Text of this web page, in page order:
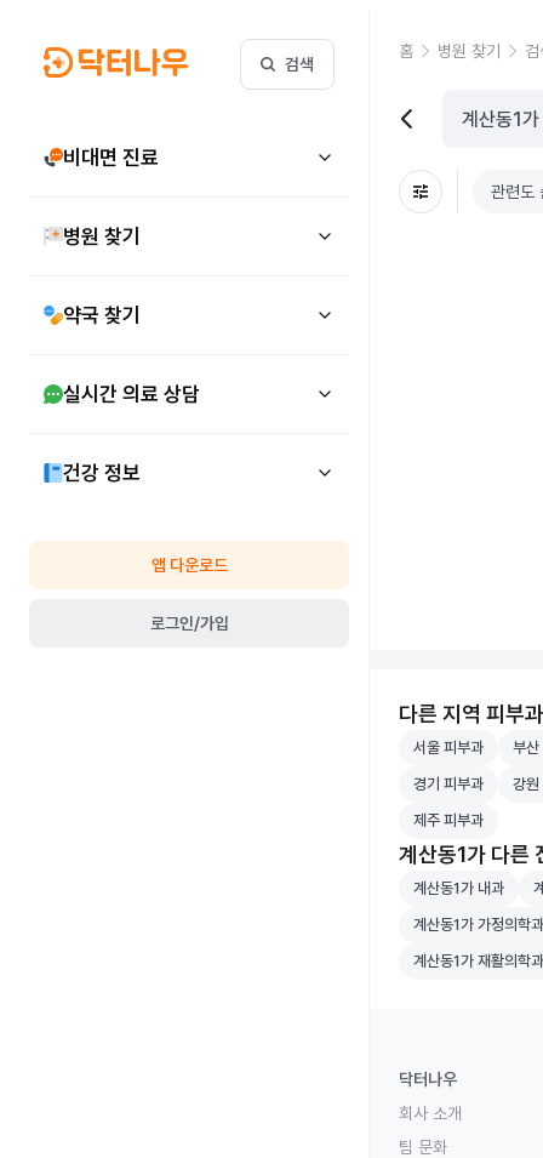
검색
비대면 진료
병원 찾기
약국 찾기
실시간 의료 상담
건강 정보
앱 다운로드
로그인/가입
홈 병원 찾기
관련도
다른 지역 피부과
서울 피부과 병원
서울 피부과 부
부산
경기 피부과 병원
경기 피부과 강
강원
제주 피부과 병원
제주 피부과
계산동1가 다른
계산동1가 내과 병
계산동1가 내과
계산동1가 가정의
계산동1가 가정의학과
계산동1가 재활의
계산동1가 재활의학과
닥터나우
회사 소개
팀 문화